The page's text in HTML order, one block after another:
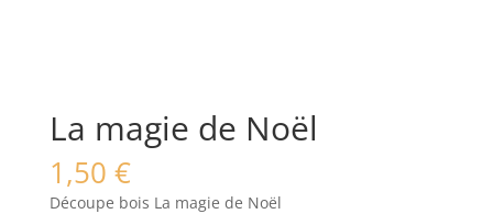
La magie de Noël
1,50 €
Découpe bois La magie de Noël